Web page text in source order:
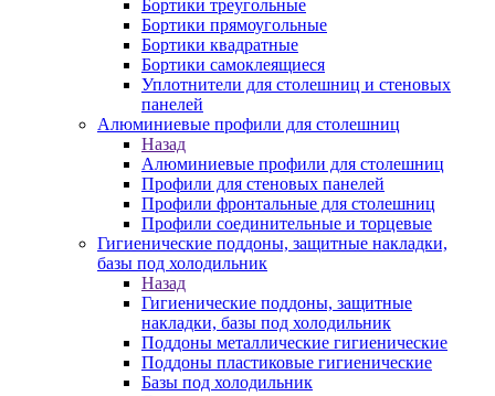
Бортики треугольные
Бортики прямоугольные
Бортики квадратные
Бортики самоклеящиеся
Уплотнители для столешниц и стеновых
панелей
Алюминиевые профили для столешниц
Назад
Алюминиевые профили для столешниц
Профили для стеновых панелей
Профили фронтальные для столешниц
Профили соединительные и торцевые
Гигиенические поддоны, защитные накладки,
базы под холодильник
Назад
Гигиенические поддоны, защитные
накладки, базы под холодильник
Поддоны металлические гигиенические
Поддоны пластиковые гигиенические
Базы под холодильник